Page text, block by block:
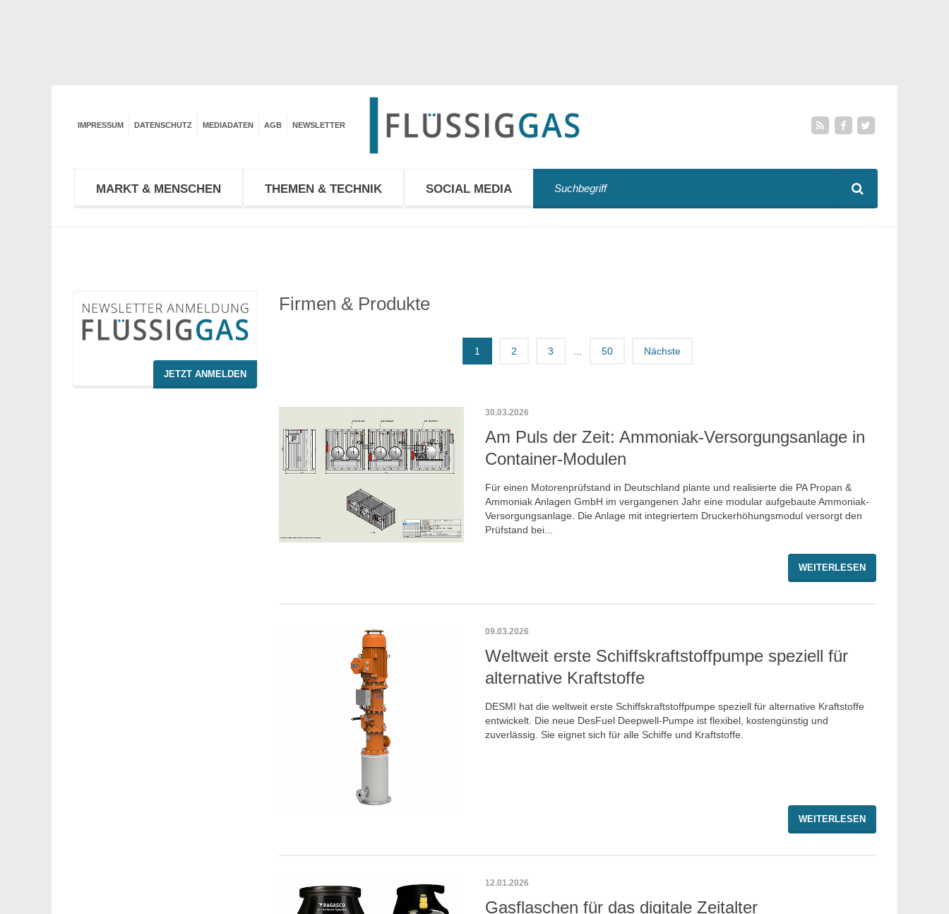
MARKT & MENSCHEN THEMEN & TECHNIK SOCIAL MEDIA
IMPRESSUM DATENSCHUTZ MEDIADATEN AGB NEWSLETTER
Firmen & Produkte
1 2 3 50 Nächste
30.03.2026
Am Puls der Zeit: Ammoniak-Versorgungsanlage in
Container-Modulen
Für einen Motorenprüfstand in Deutschland plante und realisierte die PA Propan &
Ammoniak Anlagen GmbH im vergangenen Jahr eine modular aufgebaute Ammoniak-
Versorgungsanlage. Die Anlage mit integriertem Druckerhöhungsmodul versorgt den
Prüfstand bei...
WEITERLESEN
09.03.2026
Weltweit erste Schiffskraftstoffpumpe speziell für
alternative Kraftstoffe
DESMI hat die weltweit erste Schiffskraftstoffpumpe speziell für alternative Kraftstoffe
entwickelt. Die neue DesFuel Deepwell-Pumpe ist flexibel, kostengünstig und
zuverlässig. Sie eignet sich für alle Schiffe und Kraftstoffe.
WEITERLESEN
12.01.2026
Gasflaschen für das digitale Zeitalter
JETZT ANMELDEN